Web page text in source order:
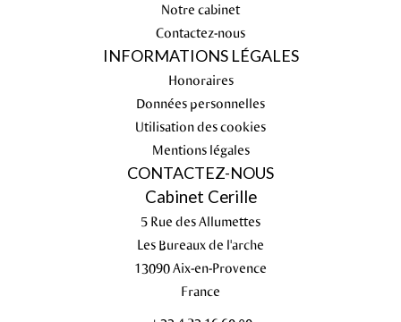
Notre cabinet
Contactez-nous
INFORMATIONS LÉGALES
Honoraires
Données personnelles
Utilisation des cookies
Mentions légales
CONTACTEZ-NOUS
Cabinet Cerille
5 Rue des Allumettes
Les Bureaux de l'arche
13090Aix-en-Provence
France